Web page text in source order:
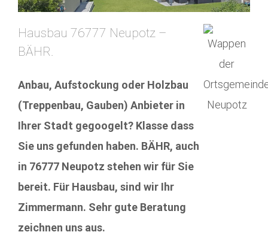
Hausbau 76777 Neupotz –
BÄHR.
Anbau, Aufstockung oder Holzbau
(Treppenbau, Gauben) Anbieter in
Ihrer Stadt gegoogelt? Klasse dass
Sie uns gefunden haben. BÄHR, auch
in 76777 Neupotz stehen wir für Sie
bereit. Für Hausbau, sind wir Ihr
Zimmermann. Sehr gute Beratung
zeichnen uns aus.